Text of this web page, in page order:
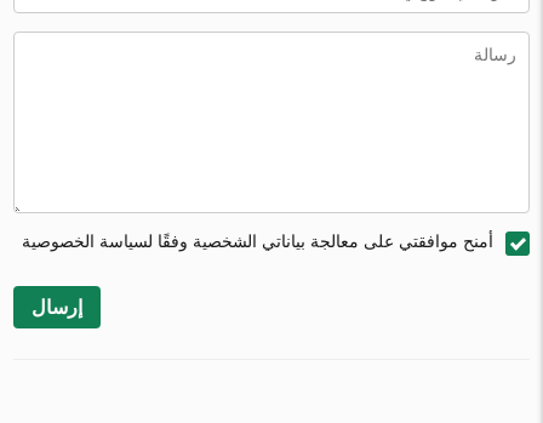
أمنح موافقتي على معالجة بياناتي الشخصية وفقًا لسياسة الخصوصية
إرسال